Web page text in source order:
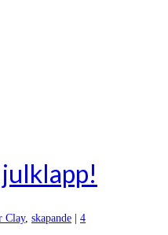
Clay, skapande 4